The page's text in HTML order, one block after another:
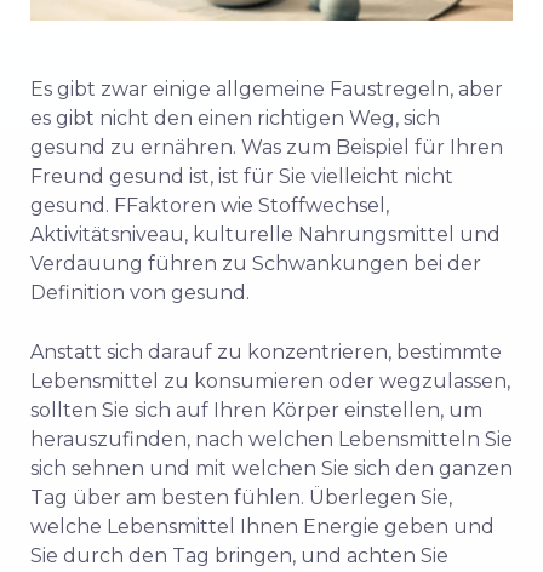
Es gibt zwar einige allgemeine Faustregeln, aber
es gibt nicht den einen richtigen Weg, sich
gesund zu ernähren. Was zum Beispiel für Ihren
Freund gesund ist, ist für Sie vielleicht nicht
gesund. FFaktoren wie Stoffwechsel,
Aktivitätsniveau, kulturelle Nahrungsmittel und
Verdauung führen zu Schwankungen bei der
Definition von gesund.
Anstatt sich darauf zu konzentrieren, bestimmte
Lebensmittel zu konsumieren oder wegzulassen,
sollten Sie sich auf Ihren Körper einstellen, um
herauszufinden, nach welchen Lebensmitteln Sie
sich sehnen und mit welchen Sie sich den ganzen
Tag über am besten fühlen. Überlegen Sie,
welche Lebensmittel Ihnen Energie geben und
Sie durch den Tag bringen, und achten Sie